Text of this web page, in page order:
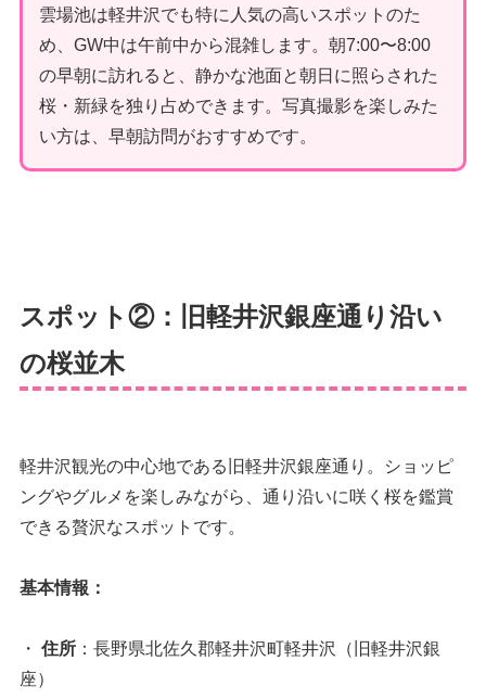
雲場池は軽井沢でも特に人気の高いスポットのた
め、GW中は午前中から混雑します。朝7:00〜8:00
の早朝に訪れると、静かな池面と朝日に照らされた
桜・新緑を独り占めできます。写真撮影を楽しみた
い方は、早朝訪問がおすすめです。
スポット②：旧軽井沢銀座通り沿い
の桜並木
軽井沢観光の中心地である旧軽井沢銀座通り。ショッピ
ングやグルメを楽しみながら、通り沿いに咲く桜を鑑賞
できる贅沢なスポットです。
基本情報：
・ 住所：長野県北佐久郡軽井沢町軽井沢（旧軽井沢銀
座）